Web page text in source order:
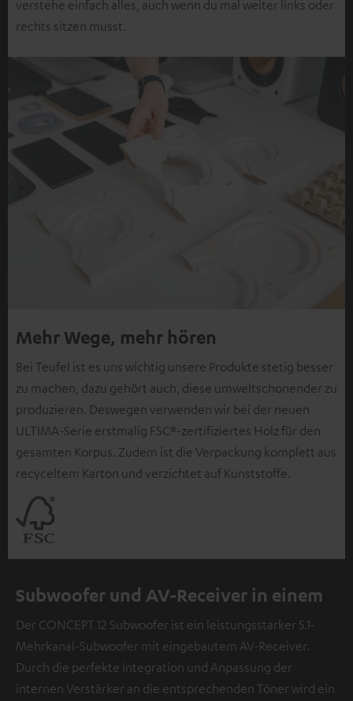
verstehe einfach alles, auch wenn du mal weiter links oder
rechts sitzen musst.
Mehr Wege, mehr hören
Bei Teufel ist es uns wichtig unsere Produkte stetig besser
zu machen, dazu gehört auch, diese umweltschonender zu
produzieren. Deswegen verwenden wir bei der neuen
ULTIMA-Serie erstmalig FSC®-zertifiziertes Holz für den
gesamten Korpus. Zudem ist die Verpackung komplett aus
recyceltem Karton und verzichtet auf Kunststoffe.
Subwoofer und AV-Receiver in einem
Der CONCEPT 12 Subwoofer ist ein leistungsstarker 5.1-
Mehrkanal-Subwoofer mit eingebautem AV-Receiver.
Durch die perfekte Integration und Anpassung der
internen Verstärker an die entsprechenden Töner wird ein